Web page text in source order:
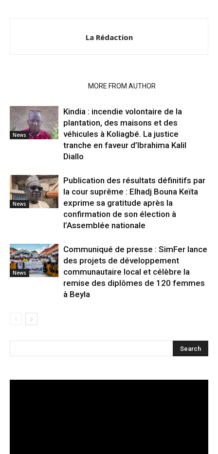
La Rédaction
MORE FROM AUTHOR
News
Kindia : incendie volontaire de la
plantation, des maisons et des
véhicules à Koliagbé. La justice
tranche en faveur d’Ibrahima Kalil
Diallo
News
Publication des résultats définitifs par
la cour suprême : Elhadj Bouna Keïta
exprime sa gratitude après la
confirmation de son élection à
l’Assemblée nationale
News
Communiqué de presse : SimFer lance
des projets de développement
communautaire local et célèbre la
remise des diplômes de 120 femmes
à Beyla